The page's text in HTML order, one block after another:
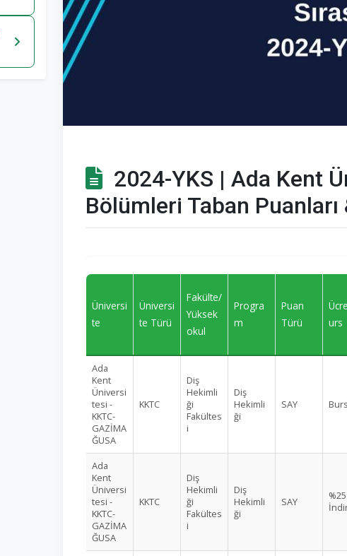
2024-YKS | Ada Kent
Bölümleri Taban Puanları
Üniversi
te
Üniversi
te Türü
Fakülte/
Yüksek
okul
Progra
m
Puan
Türü
urs
Ada
Kent
Üniversi
tesi -
KKTC-
GAZİMA
ĞUSA
KKTC
Diş
Hekimli
ği
Fakültes
i
Diş
Hekimli
ği
SAY
Ada
Kent
Üniversi
tesi -
KKTC-
GAZİMA
ĞUSA
KKTC
Diş
Hekimli
ği
Fakültes
i
Diş
Hekimli
ği
SAY
%25